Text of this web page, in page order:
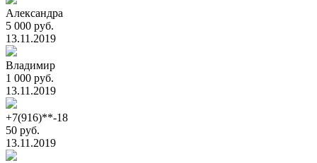
Александра
5 000 руб.
13.11.2019
Владимир
1 000 руб.
13.11.2019
+7(916)**-18
50 руб.
13.11.2019